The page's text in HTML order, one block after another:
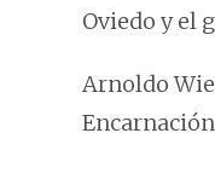
Oviedo y el
Arnoldo